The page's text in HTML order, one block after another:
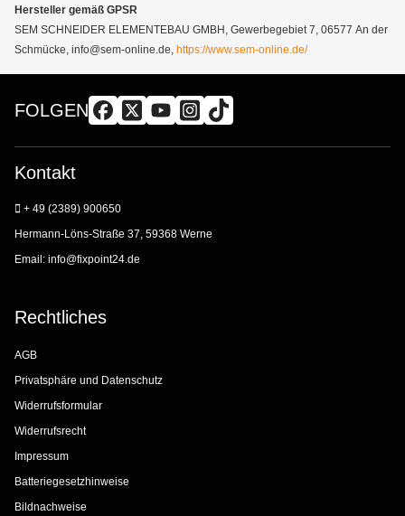
Hersteller gemäß GPSR
SEM SCHNEIDER ELEMENTEBAU GMBH, Gewerbegebiet 7, 06577 An der
Schmücke, info@sem-online.de, https://www.sem-online.de/
FOLGEN
Kontakt
+ 49 (2389) 900650
Hermann-Löns-Straße 37, 59368 Werne
Email: info@fixpoint24.de
Rechtliches
AGB
Privatsphäre und Datenschutz
Widerrufsformular
Widerrufsrecht
Impressum
Batteriegesetzhinweise
Bildnachweise